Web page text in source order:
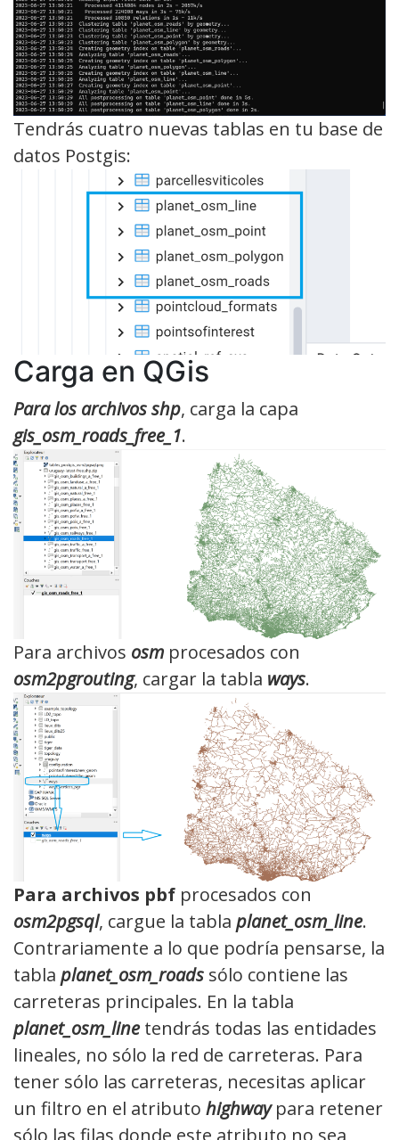
Tendrás cuatro nuevas tablas en tu base de
datos Postgis:
Carga en QGis
Para los archivos shp, carga la capa
gis_osm_roads_free_1.
Para archivos osm procesados con
osm2pgrouting, cargar la tabla ways.
Para archivos pbf procesados con
osm2pgsql, cargue la tabla planet_osm_line.
Contrariamente a lo que podría pensarse, la
tabla planet_osm_roads sólo contiene las
carreteras principales. En la tabla
planet_osm_linetendrás todas las entidades
lineales, no sólo la red de carreteras. Para
tener sólo las carreteras, necesitas aplicar
un filtro en el atributo highwaypara retener
sólo las filas donde este atributo no sea